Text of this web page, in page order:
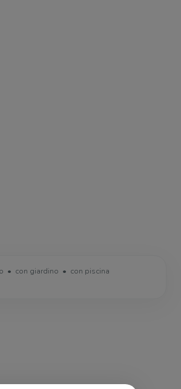
con giardino
con piscina